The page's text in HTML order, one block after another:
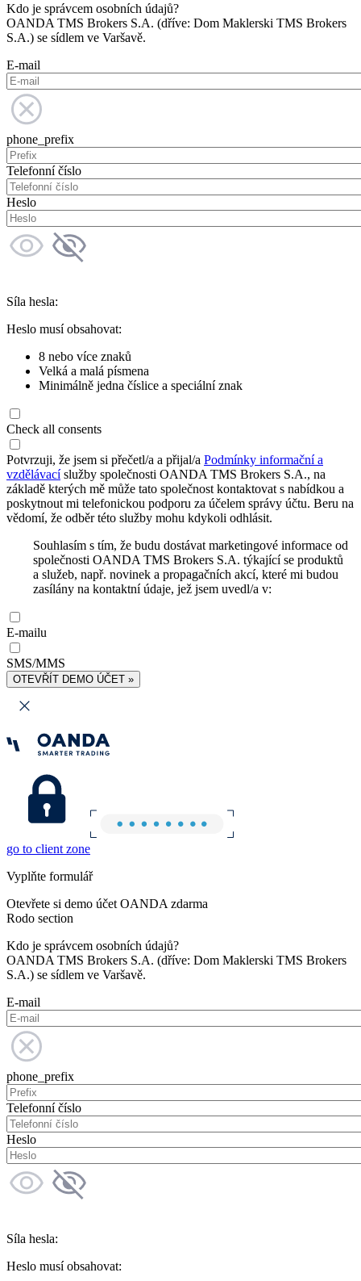
Kdo je správcem osobních údajů?
OANDA TMS Brokers S.A. (dříve: Dom Maklerski TMS Brokers
S.A.) se sídlem ve Varšavě.
E-mail
phone_prefix
Telefonní číslo
Heslo
Síla hesla:
Heslo musí obsahovat:
8 nebo více znaků
Velká a malá písmena
Minimálně jedna číslice a speciální znak
Check all consents
Potvrzuji, že jsem si přečetl/a a přijal/a Podmínky informační a
vzdělávacíslužby společnosti OANDA TMS Brokers S.A., na
základě kterých mě může tato společnost kontaktovat s nabídkou a
poskytnout mi telefonickou podporu za účelem správy účtu. Beru na
vědomí, že odběr této služby mohu kdykoli odhlásit.
Souhlasím s tím, že budu dostávat marketingové informace od
společnosti OANDA TMS Brokers S.A. týkající se produktů
a služeb, např. novinek a propagačních akcí, které mi budou
zasílány na kontaktní údaje, jež jsem uvedl/a v:
E-mailu
SMS/MMS
OTEVŘÍT DEMO ÚČET »
go to client zone
Vyplňte formulář
Otevřete si demo účet OANDA zdarma
Rodo section
Kdo je správcem osobních údajů?
OANDA TMS Brokers S.A. (dříve: Dom Maklerski TMS Brokers
S.A.) se sídlem ve Varšavě.
E-mail
phone_prefix
Telefonní číslo
Heslo
Síla hesla:
Heslo musí obsahovat: